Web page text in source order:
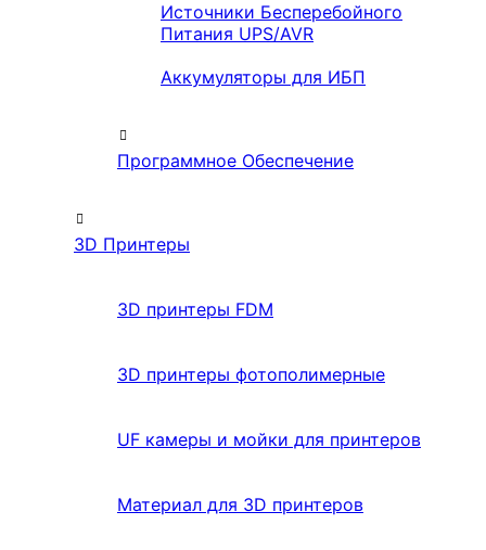
Источники Бесперебойного
Питания UPS/AVR
Аккумуляторы для ИБП
Программное Обеспечение
3D Принтеры
3D принтеры FDM
3D принтеры фотополимерные
UF камеры и мойки для принтеров
Материал для 3D принтеров